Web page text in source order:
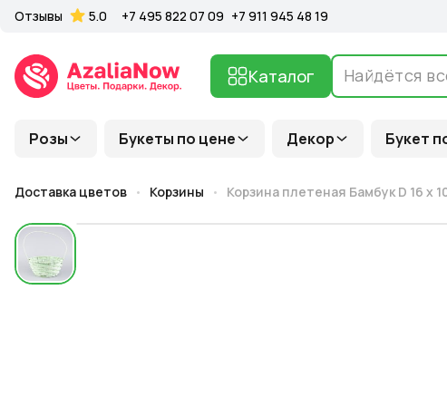
Розы Букеты по цене Декор Букет
Каталог
Отзывы 5.0 +7 495 822 07 09 +7 911 945 48 19
Доставка цветов Корзины Корзина плетеная Бамбук D 16 x